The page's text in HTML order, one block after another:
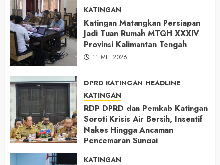
KATINGAN
Katingan Matangkan Persiapan
Jadi Tuan Rumah MTQH XXXIV
Provinsi Kalimantan Tengah
11 MEI 2026
DPRD KATINGAN HEADLINE
KATINGAN
RDP DPRD dan Pemkab Katingan
Soroti Krisis Air Bersih, Insentif
Nakes Hingga Ancaman
Pencemaran Sungai
KATINGAN